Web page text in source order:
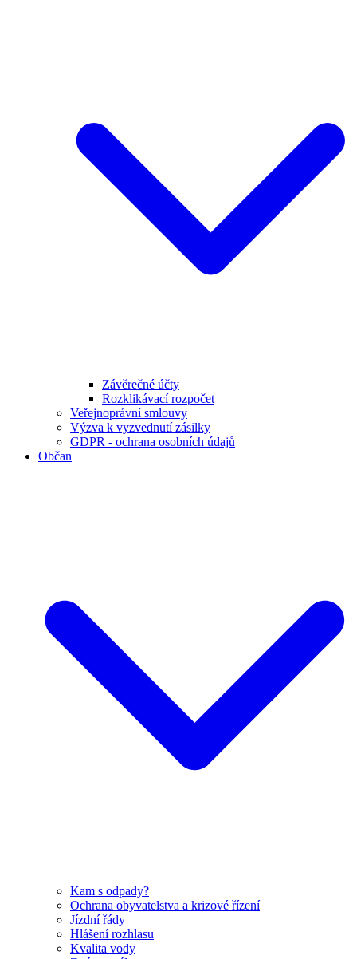
Závěrečné účty
Rozklikávací rozpočet
Veřejnoprávní smlouvy
Výzva k vyzvednutí zásilky
GDPR - ochrana osobních údajů
Občan
Kam s odpady?
Ochrana obyvatelstva a krizové řízení
Jízdní řády
Hlášení rozhlasu
Kvalita vody